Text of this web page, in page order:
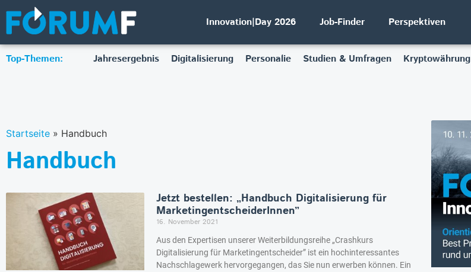
Innovation|Day 2026 Job-Finder Perspektiven
Top-Themen: Jahresergebnis Digitalisierung Personalie Studien & Umfragen Kryptowährung
Startseite » Handbuch
Handbuch
Jetzt bestellen: „Handbuch Digitalisierung für
MarketingentscheiderInnen”
16. November 2021
Aus den Expertisen unserer Weiterbildungsreihe „Crashkurs
Digitalisierung für Marketingentscheider” ist ein hochinteressantes
Nachschlagewerk hervorgegangen, das Sie nun erwerben können. Ein